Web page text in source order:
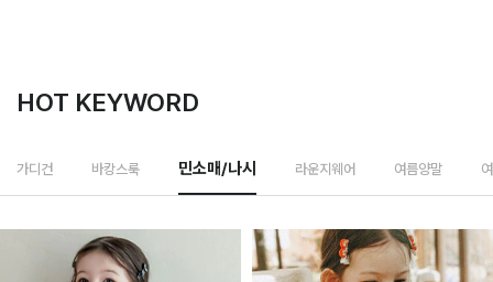
HOT KEYWORD
가디건 바캉스룩 민소매/나시 라운지웨어 여름양말